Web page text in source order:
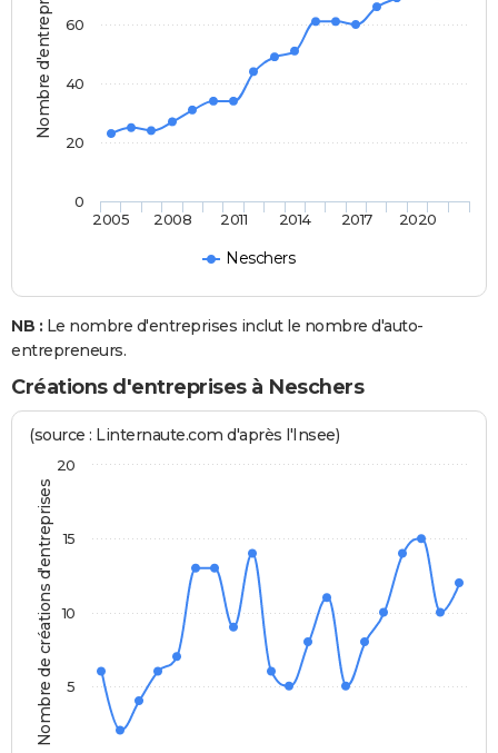
Nombre d'entreprises
Neschers
2005 2008 2011 2014 2017 2020
0
20
40
60
NB : Le nombre d'entreprises inclut le nombre d'auto-
entrepreneurs.
Créations d'entreprises à Neschers
Nombre de créations d'entreprises
(source : Linternaute.com d'après l'Insee)
5
10
15
20